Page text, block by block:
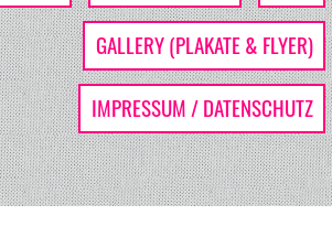
GALLERY (PLAKATE & FLYER)
IMPRESSUM / DATENSCHUTZ